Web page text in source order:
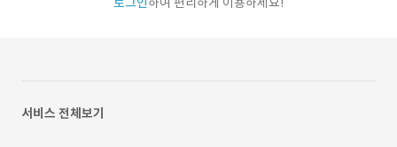
서비스 전체보기